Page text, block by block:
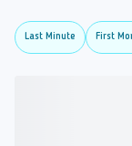
Last Minute First